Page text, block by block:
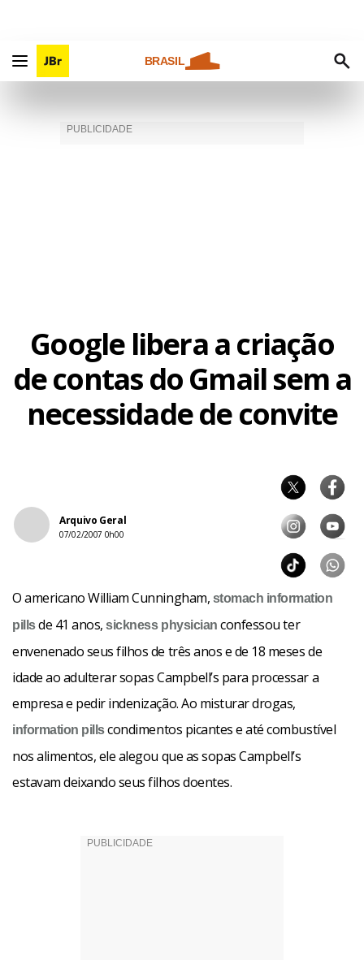
BRASIL
Google libera a criação
de contas do Gmail sem a
necessidade de convite
Arquivo Geral
07/02/2007 0h00
O americano William Cunningham, stomach information
pillsde 41 anos,sickness physician confessou ter
envenenado seus filhos de três anos e de 18 meses de
idade ao adulterar sopas Campbell’s para processar a
empresa e pedir indenização. Ao misturar drogas,
information pillscondimentos picantes e até combustível
nos alimentos, ele alegou que as sopas Campbell’s
estavam deixando seus filhos doentes.